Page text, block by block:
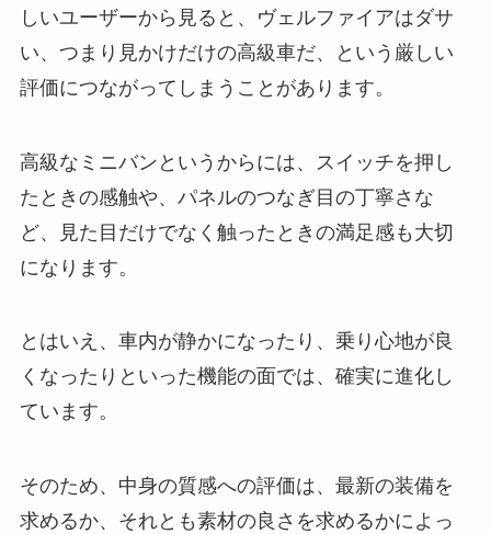
しいユーザーから見ると、ヴェルファイアはダサ
い、つまり見かけだけの高級車だ、という厳しい
評価につながってしまうことがあります。
高級なミニバンというからには、スイッチを押し
たときの感触や、パネルのつなぎ目の丁寧さな
ど、見た目だけでなく触ったときの満足感も大切
になります。
とはいえ、車内が静かになったり、乗り心地が良
くなったりといった機能の面では、確実に進化し
ています。
そのため、中身の質感への評価は、最新の装備を
求めるか、それとも素材の良さを求めるかによっ